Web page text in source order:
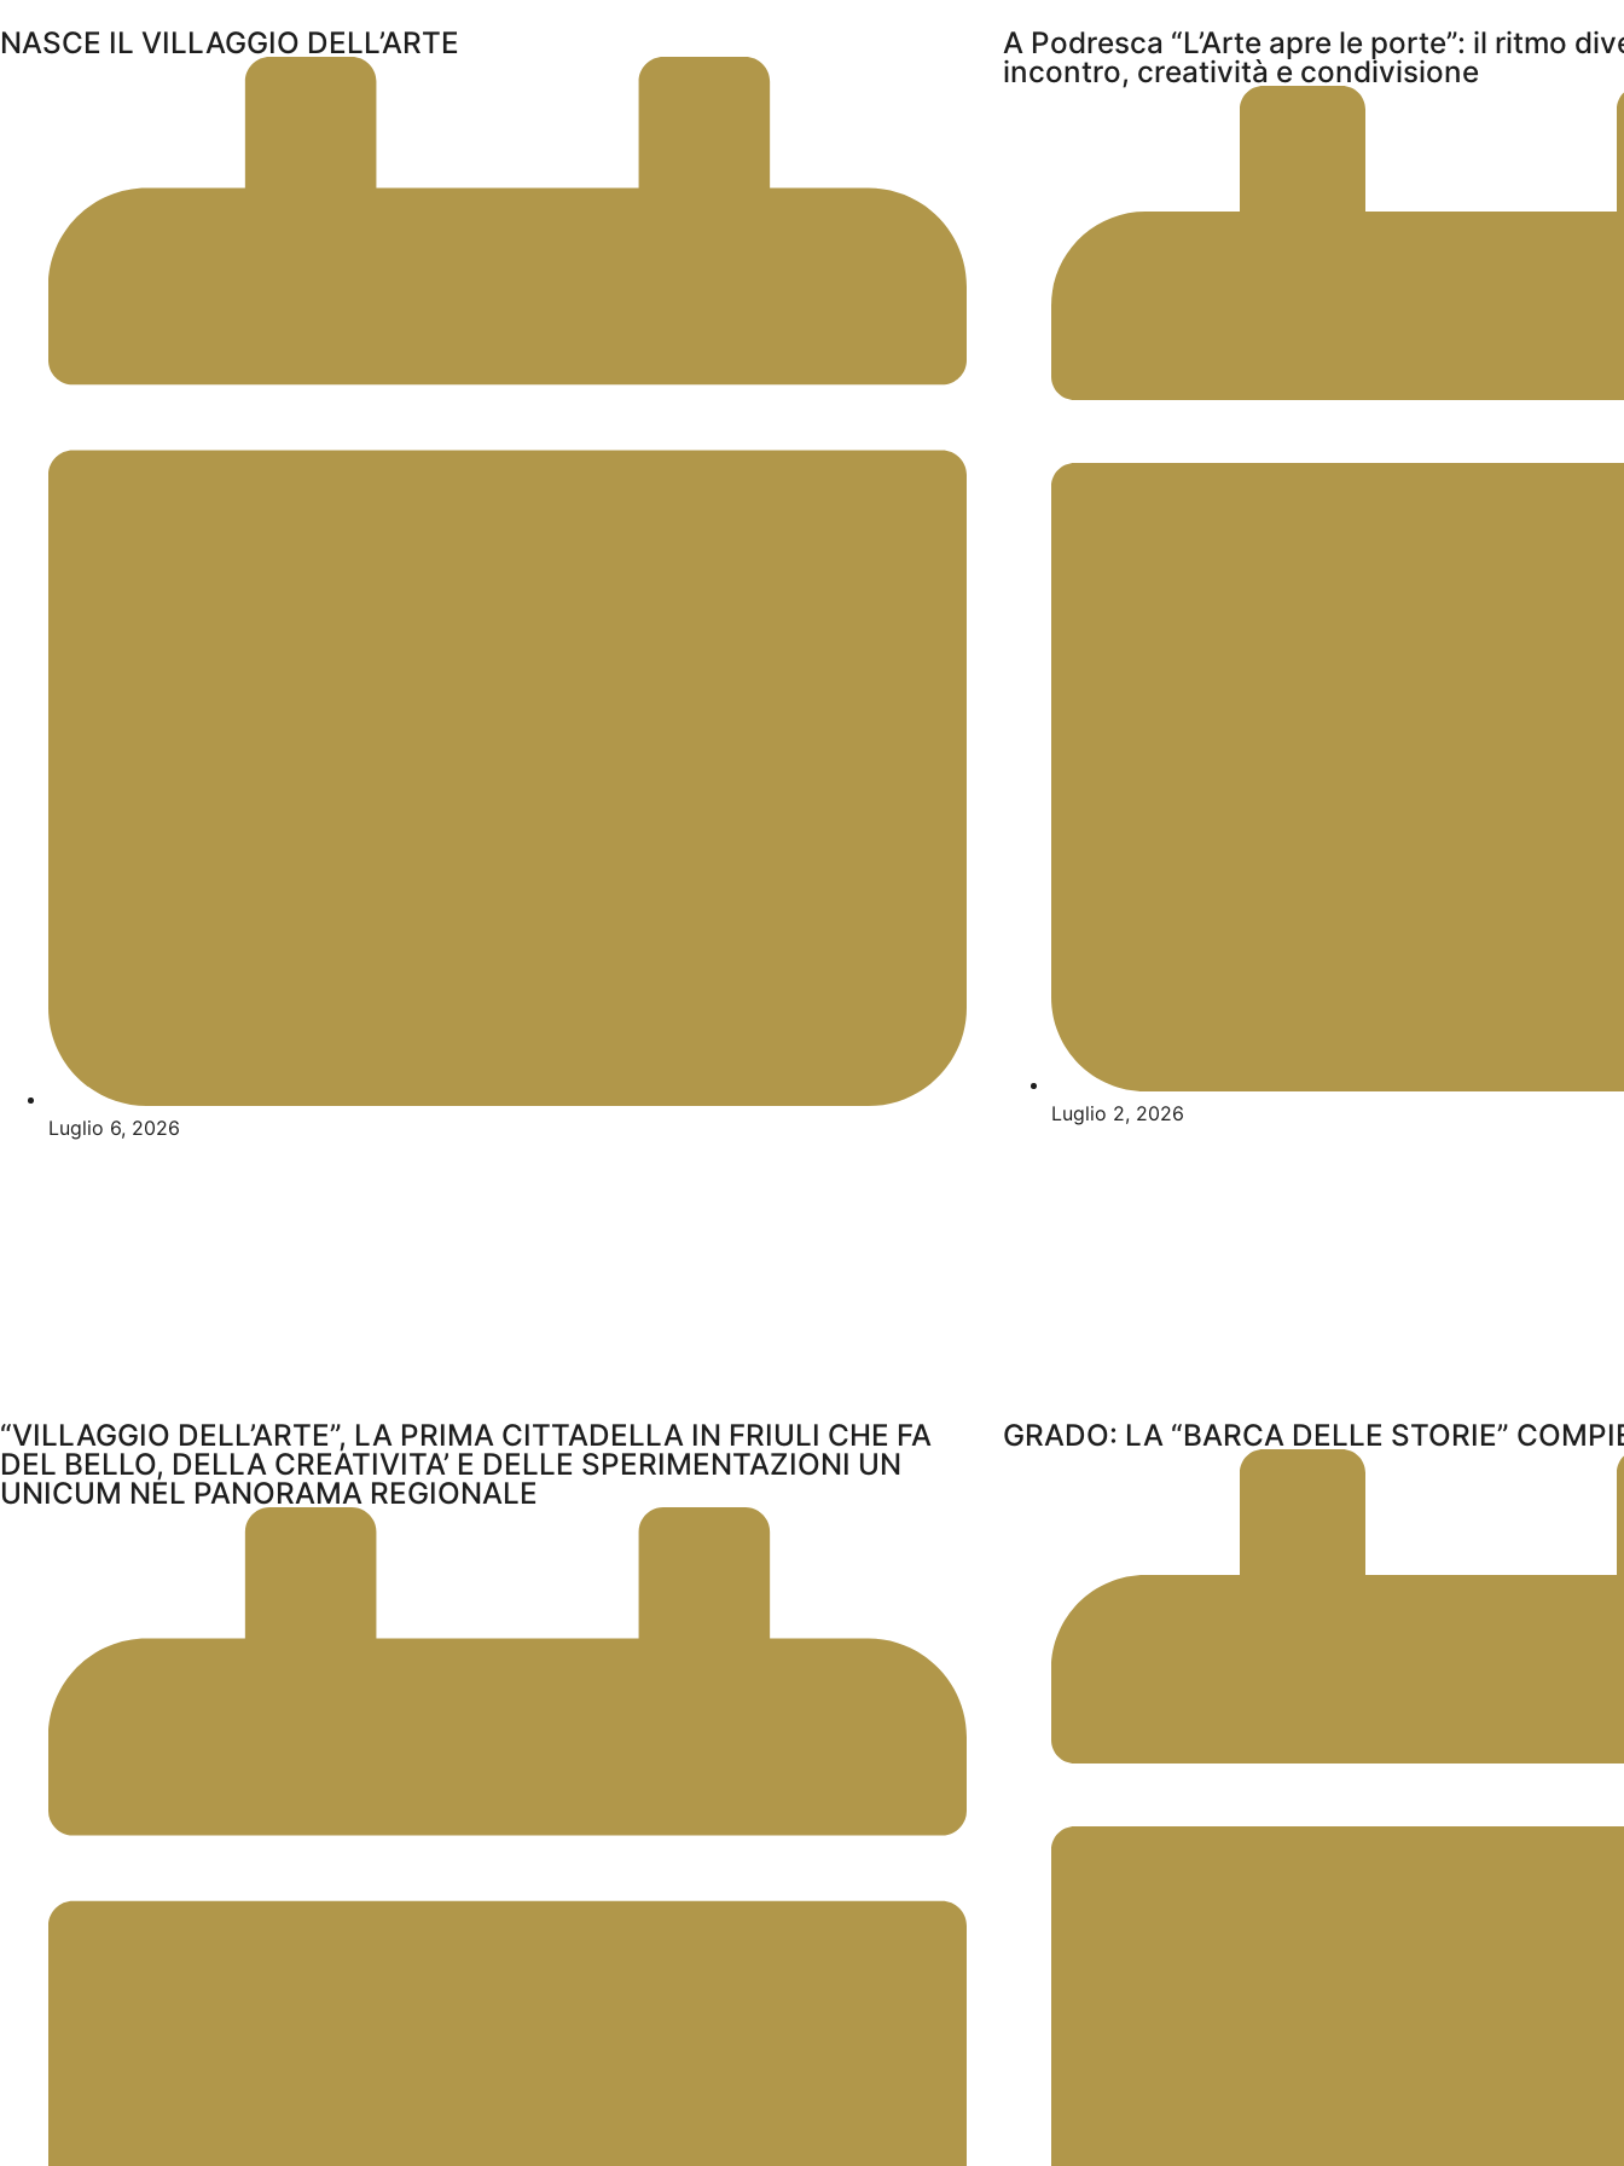
NASCE IL VILLAGGIO DELL’ARTE
Luglio 6, 2026
A Podresca “L’Arte apre le porte”: il ritmo
incontro, creatività e condivisione
Luglio 2, 2026
“VILLAGGIO DELL’ARTE”, LA PRIMA CITTADELLA IN FRIULI CHE FA
DEL BELLO, DELLA CREATIVITA’ E DELLE SPERIMENTAZIONI UN
UNICUM NEL PANORAMA REGIONALE
GRADO: LA “BARCA DELLE STORIE”